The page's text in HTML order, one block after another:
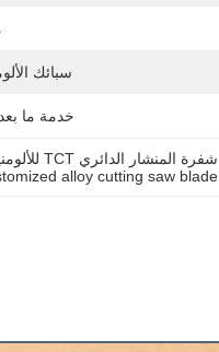
سبائك
خدمة ما بعد
شفرة المنشار الدائري TCT للألومنيوم,شفرة منشار قطع سبائك مخصصة,شفرة منشار TCT بالجملة مع ضمان
alloy cutting saw blade